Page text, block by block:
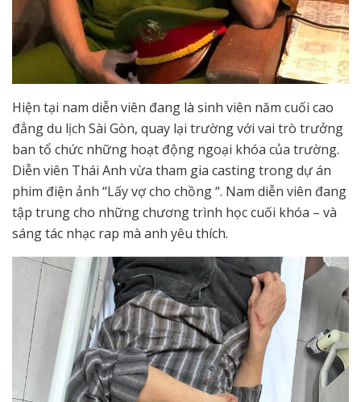
Hiện tại nam diễn viên đang là sinh viên năm cuối cao
đẳng du lịch Sài Gòn, quay lại trường với vai trò trưởng
ban tổ chức những hoạt động ngoại khóa của trường.
Diễn viên Thái Anh vừa tham gia casting trong dự án
phim điện ảnh “Lấy vợ cho chồng “. Nam diễn viên đang
tập trung cho những chương trình học cuối khóa – và
sáng tác nhạc rap mà anh yêu thích.